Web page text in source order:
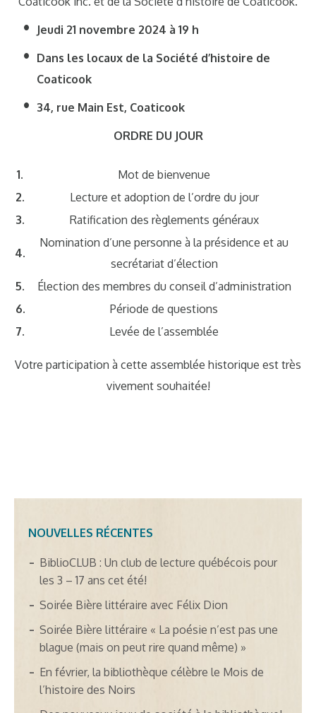
Jeudi 21 novembre 2024 à 19 h
Dans les locaux de la Société d’histoire de
Coaticook
34, rue Main Est, Coaticook
ORDRE DU JOUR
1.
Mot de bienvenue
2.
Lecture et adoption de l’ordre du jour
3.
Ratification des règlements généraux
4.
Nomination d’une personne à la présidence et au
secrétariat d’élection
5.
Élection des membres du conseil d’administration
6.
Période de questions
7.
Levée de l’assemblée
Votre participation à cette assemblée historique est très
vivement souhaitée!
NOUVELLES RÉCENTES
BiblioCLUB : Un club de lecture québécois pour
les 3 – 17 ans cet été!
Soirée Bière littéraire avec Félix Dion
Soirée Bière littéraire « La poésie n’est pas une
blague (mais on peut rire quand même) »
En février, la bibliothèque célèbre le Mois de
l’histoire des Noirs